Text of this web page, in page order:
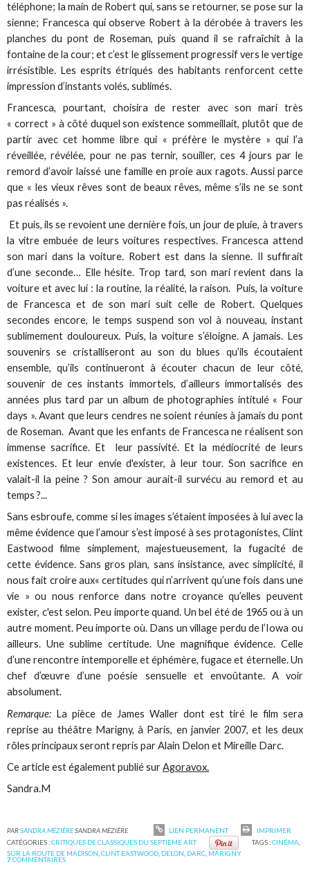
téléphone; la main de Robert qui, sans se retourner, se pose sur la
sienne; Francesca qui observe Robert à la dérobée à travers les
planches du pont de Roseman, puis quand il se rafraîchit à la
fontaine de la cour; et c’est le glissement progressif vers le vertige
irrésistible. Les esprits étriqués des habitants renforcent cette
impression d’instants volés, sublimés.
Francesca, pourtant, choisira de rester avec son mari très
« correct » à côté duquel son existence sommeillait, plutôt que de
partir avec cet homme libre qui « préfère le mystère » qui l’a
réveillée, révélée, pour ne pas ternir, souiller, ces 4 jours par le
remord d’avoir laissé une famille en proie aux ragots. Aussi parce
que « les vieux rêves sont de beaux rêves, même s’ils ne se sont
pas réalisés ».
Et puis, ils se revoient une dernière fois, un jour de pluie, à travers
la vitre embuée de leurs voitures respectives. Francesca attend
son mari dans la voiture. Robert est dans la sienne. Il suffirait
d’une seconde… Elle hésite. Trop tard, son mari revient dans la
voiture et avec lui : la routine, la réalité, la raison. Puis, la voiture
de Francesca et de son mari suit celle de Robert. Quelques
secondes encore, le temps suspend son vol à nouveau, instant
sublimement douloureux. Puis, la voiture s’éloigne. A jamais. Les
souvenirs se cristalliseront au son du blues qu’ils écoutaient
ensemble, qu’ils continueront à écouter chacun de leur côté,
souvenir de ces instants immortels, d’ailleurs immortalisés des
années plus tard par un album de photographies intitulé « Four
days ». Avant que leurs cendres ne soient réunies à jamais du pont
de Roseman. Avant que les enfants de Francesca ne réalisent son
immense sacrifice. Et leur passivité. Et la médiocrité de leurs
existences. Et leur envie d'exister, à leur tour. Son sacrifice en
valait-il la peine ? Son amour aurait-il survécu au remord et au
temps ?...
Sans esbroufe, comme si les images s’étaient imposées à lui avec la
même évidence que l’amour s’est imposé à ses protagonistes, Clint
Eastwood filme simplement, majestueusement, la fugacité de
cette évidence. Sans gros plan, sans insistance, avec simplicité, il
nous fait croire aux« certitudes qui n’arrivent qu’une fois dans une
vie » ou nous renforce dans notre croyance qu’elles peuvent
exister, c'est selon. Peu importe quand. Un bel été de 1965 ou à un
autre moment. Peu importe où. Dans un village perdu de l’Iowa ou
ailleurs. Une sublime certitude. Une magnifique évidence. Celle
d’une rencontre intemporelle et éphémère, fugace et éternelle. Un
chef d’œuvre d’une poésie sensuelle et envoûtante. A voir
absolument.
Remarque: La pièce de James Waller dont est tiré le film sera
reprise au théâtre Marigny, à Paris, en janvier 2007, et les deux
rôles principaux seront repris par Alain Delon et Mireille Darc.
Ce article est également publié surAgoravox.
Sandra.M
PARSANDRA MÉZIÈRESANDRA MÉZIÈRE LIEN PERMANENT
IMPRIMER
CATÉGORIES :CRITIQUES DE CLASSIQUES DU SEPTIEME ART TAGS :CINÉMA
SUR LA ROUTE DE MADISON ,CLINT EASTWOOD DELON DARC MARIGNY
7COMMENTAIRES